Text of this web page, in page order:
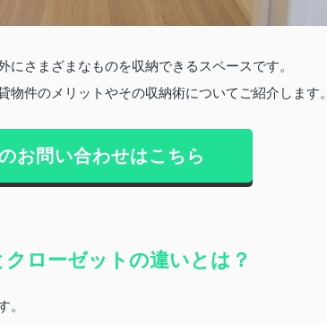
さまざまなものを収納できるスペースです。
件のメリットやその収納術についてご紹介します。
お問い合わせはこちら
ローゼットの違いとは？
。